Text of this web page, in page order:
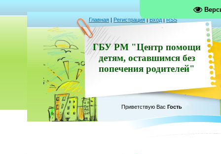
Главная | Регистрация|Вход|RSS
ГБУ РМ "Центр помощи
детям, оставшимся без
попечения родителей"
Приветствую Вас Гость